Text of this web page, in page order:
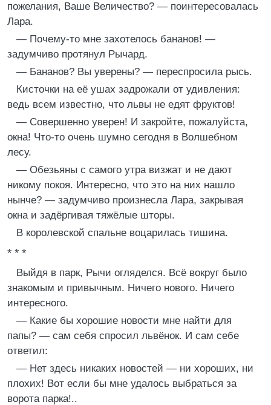
пожелания, Ваше Величество? — поинтересовалась
Лара.
— Почему-то мне захотелось бананов! —
задумчиво протянул Рычард.
— Бананов? Вы уверены? — переспросила рысь.
Кисточки на её ушах задрожали от удивления:
ведь всем известно, что львы не едят фруктов!
— Совершенно уверен! И закройте, пожалуйста,
окна! Что-то очень шумно сегодня в Волшебном
лесу.
— Обезьяны с самого утра визжат и не дают
никому покоя. Интересно, что это на них нашло
нынче? — задумчиво произнесла Лара, закрывая
окна и задёргивая тяжёлые шторы.
В королевской спальне воцарилась тишина.
* * *
Выйдя в парк, Рычи огляделся. Всё вокруг было
знакомым и привычным. Ничего нового. Ничего
интересного.
— Какие бы хорошие новости мне найти для
папы? — сам себя спросил львёнок. И сам себе
ответил:
— Нет здесь никаких новостей — ни хороших, ни
плохих! Вот если бы мне удалось выбраться за
ворота парка!..